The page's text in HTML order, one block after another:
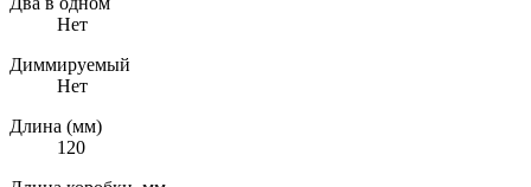
Нет
Диммируемый
Нет
Длина (мм)
120